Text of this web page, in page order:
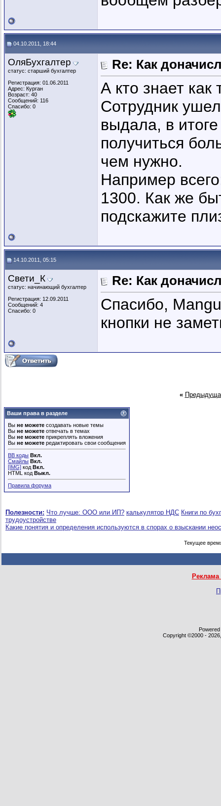
04.10.2011, 18:44
ОляБухгалтер
статус: старший бухгалтер
Регистрация: 01.06.2011
Адрес: Курган
Возраст: 40
Сообщений: 116
Спасибо: 0
Re: Как
А кто знает как
Сотрудник
выдала, в
получиться
чем нужно.
Например
1300. Как же
подскажите
14.10.2011, 05:15
Свети_К
статус: начинающий бухгалтер
Регистрация: 12.09.2011
Сообщений: 4
Спасибо: 0
Re: Как
Спасибо,
кнопки не
«
Ваши права в разделе
Вы не можете создавать новые темы
Вы не можете отвечать в темах
Вы не можете прикреплять вложения
Вы не можете редактировать свои сообщения
BB коды Вкл.
Смайлы Вкл.
[IMG] код Вкл.
HTML код Выкл.
Правила форума
Полезности: Что лучше: ООО или ИП? калькулятор НДС Книги по
трудоустройстве
Какие понятия и определения используются в спорах о взыскании
Текущее
Copyright ©2000 -